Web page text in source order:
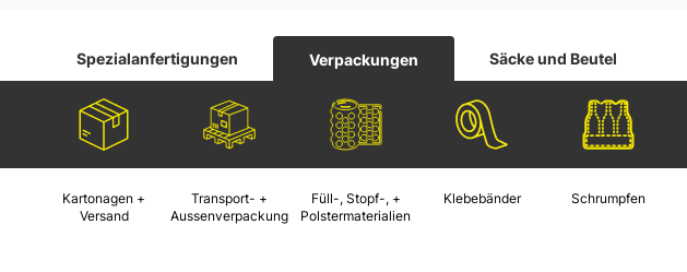
Spezialanfertigungen Verpackungen Säcke und Beutel
Kartonagen +
Versand
Transport- +
Aussenverpackung
Füll-, Stopf-, +
Polstermaterialien
Klebebänder Schrumpfen